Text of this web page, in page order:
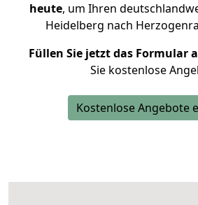
heute, um Ihren
Heidelberg nach
Füllen Sie jetzt das Formular
Sie kostenlose
Kostenlose Angebote